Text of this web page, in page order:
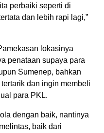
perbaiki seperti di
dan lebih rapi lagi,”
lokasinya
penataan supaya para
Sumenep, bahkan
dan ingin membeli
para PKL.
dengan baik, nantinya
baik dari